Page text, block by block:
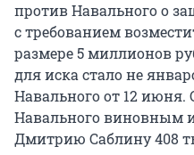
против Навального о
с требованием
размере 5 миллионов
для иска стало не
Навального от 12 июня.
Навального виновным
Дмитрию Саблину 408